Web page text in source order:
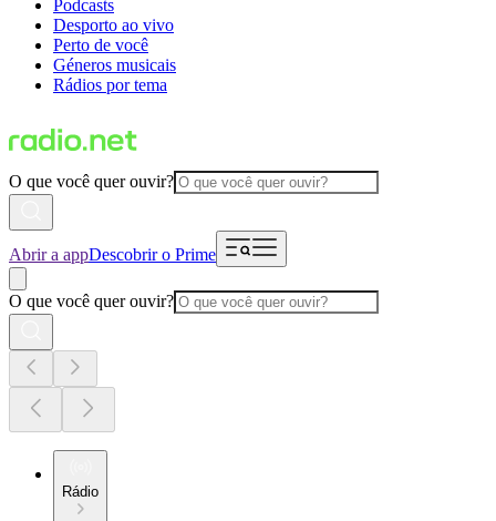
Podcasts
Desporto ao vivo
Perto de você
Géneros musicais
Rádios por tema
O que você quer ouvir?
Abrir a appDescobrir o Prime
O que você quer ouvir?
Rádio